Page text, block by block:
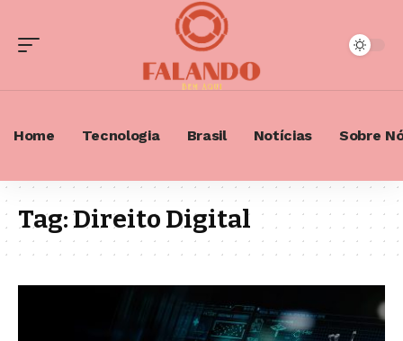
Home Tecnologia Brasil Notícias Sobre
Tag:Direito Digital